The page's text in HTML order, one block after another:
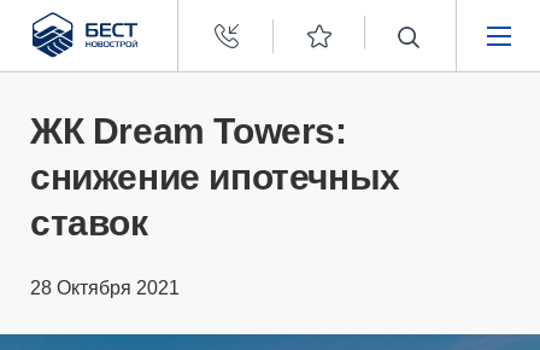
Бест
Новострой
ПОКУПАТЕЛЯМ
ЖК Dream Towers:
снижение ипотечных
ставок
28 Октября 2021